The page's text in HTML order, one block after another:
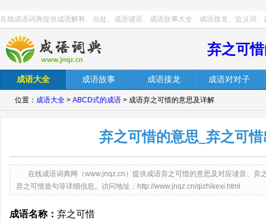
在线成语词典提供成语解释、出处、成语谜语、成语故事大全、成语接龙、近义词、
弃之可
成语大全 成语故事 成语接龙 成语对对子
位置： 成语大全 > ABCD式的成语 > 成语弃之可惜的意思及详解
弃之可惜的意思_弃之可
在线成语词典网（www.jnqz.cn）提供成语弃之可惜的意思及对应读音、弃
弃之可惜造句等详细信息。访问地址：http://www.jnqz.cn/qizhikexi.html
成语名称： 弃之可惜